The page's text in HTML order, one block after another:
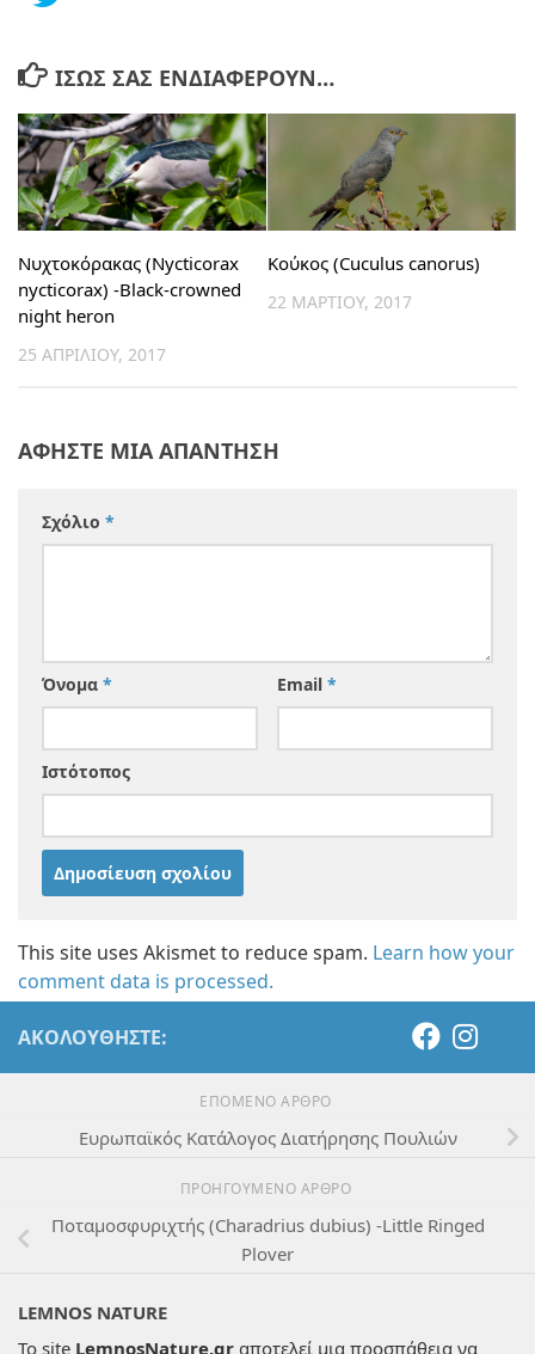
ΊΣΩΣ ΣΑΣ ΕΝΔΙΑΦΈΡΟΥΝ…
Νυχτοκόρακας (Nycticorax
nycticorax) -Black-crowned
night heron
25 ΑΠΡΙΛΊΟΥ, 2017
Κούκος (Cuculus canorus)
22 ΜΑΡΤΊΟΥ, 2017
ΑΦΉΣΤΕ ΜΙΑ ΑΠΆΝΤΗΣΗ
Σχόλιο *
Όνομα * Email *
Ιστότοπος
This site uses Akismet to reduce spam. Learn how your
comment data is processed.
ΑΚΟΛΟΥΘΉΣΤΕ:
ΕΠΌΜΕΝΟ ΆΡΘΡΟ
Ευρωπαϊκός Κατάλογος Διατήρησης Πουλιών
ΠΡΟΗΓΟΎΜΕΝΟ ΆΡΘΡΟ
Ποταμοσφυριχτής (Charadrius dubius) -Little Ringed
Plover
LEMNOS NATURE
Το site LemnosNature.gr αποτελεί μια προσπάθεια να